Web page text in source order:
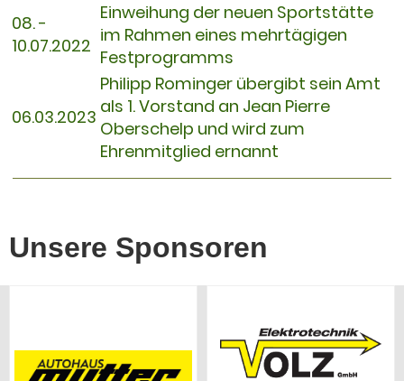
08. -
10.07.2022
Einweihung der neuen Sportstätte
im Rahmen eines mehrtägigen
Festprogramms
06.03.2023
Philipp Rominger übergibt sein Amt
als 1. Vorstand an Jean Pierre
Oberschelp und wird zum
Ehrenmitglied ernannt
Unsere Sponsoren